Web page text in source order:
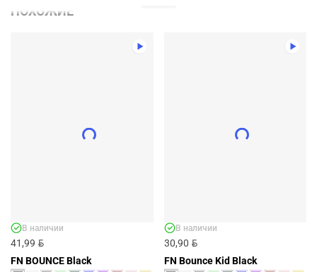
ШОРТЫ FN UNIVERSAL KID DARK
ДОБАВИТЬ
+3 ЦВЕТА
ПОХОЖИЕ
41,99 BYN
В наличии
FN BOUNCE Black
30,90 BYN
В наличии
FN Bounce Kid Black